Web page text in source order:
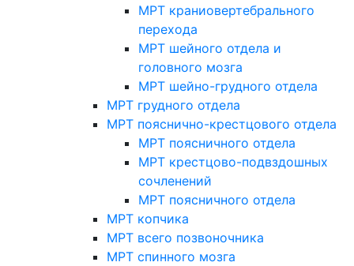
МРТ краниовертебрального
перехода
МРТ шейного отдела и
головного мозга
МРТ шейно-грудного отдела
МРТ грудного отдела
МРТ пояснично-крестцового отдела
МРТ поясничного отдела
МРТ крестцово-подвздошных
сочленений
МРТ поясничного отдела
МРТ копчика
МРТ всего позвоночника
МРТ спинного мозга